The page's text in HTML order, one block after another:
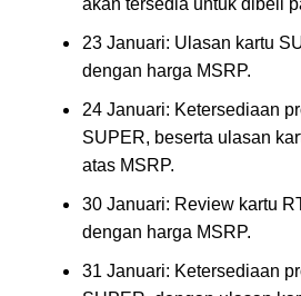
23 Januari: Ulasan kartu
dengan harga MSRP.
24 Januari: Ketersediaan
SUPER, beserta ulasan
atas MSRP.
30 Januari: Review kartu
dengan harga MSRP.
31 Januari: Ketersediaan